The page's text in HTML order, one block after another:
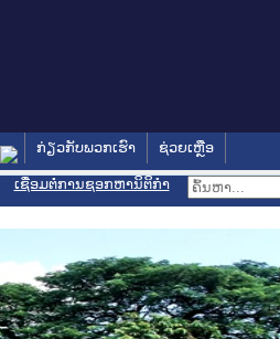
ກ່ຽວກັບພວກເຮົາ ຊ່ວຍເຫຼືອ
ເຊື່ອມຕໍ່ການຊອກຫານິຕິກຳ